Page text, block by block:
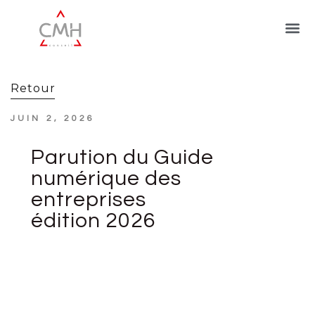
Retour
JUIN 2, 2026
Parution du Guide
numérique des
entreprises
édition 2026